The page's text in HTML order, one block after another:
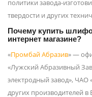
политики завода-
твердости и других
Почему купить
интернет магазине?
«Промбай Абразив» —
«Лужский Абразивный
электродный завод», ЧАО
других производителей